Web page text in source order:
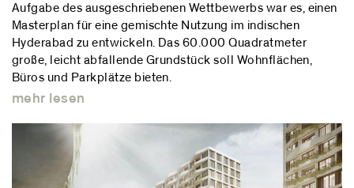
Aufgabe des ausgeschriebenen Wettbewerbs war es, einen
Masterplan für eine gemischte Nutzung im indischen
Hyderabad zu entwickeln. Das 60.000 Quadratmeter
große, leicht abfallende Grundstück soll Wohnflächen,
Büros und Parkplätze bieten.
mehr lesen